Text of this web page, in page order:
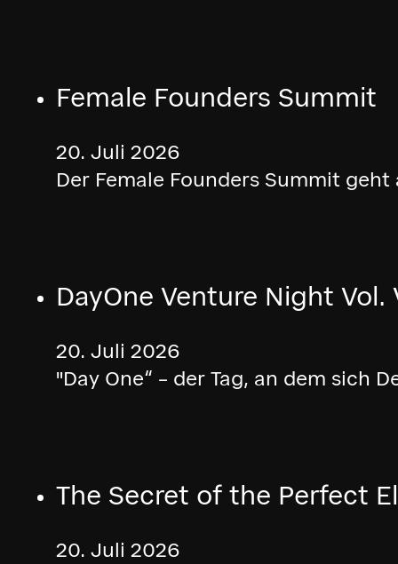
Female Founders Summit
20. Juli 2026
Der Female Founders Summit
DayOne Venture Night Vol.
20. Juli 2026
"Day One“ – der Tag, an dem sich
The Secret of the Perfect
20. Juli 2026